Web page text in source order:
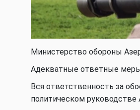
Министерство обороны
Адекватные ответные
Вся ответственность за
политическом руководстве